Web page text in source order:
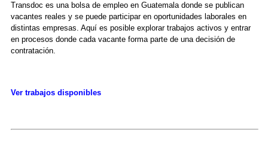
Transdoc es una bolsa de empleo en Guatemala donde se publican
vacantes reales y se puede participar en oportunidades laborales en
distintas empresas. Aquí es posible explorar trabajos activos y entrar
en procesos donde cada vacante forma parte de una decisión de
contratación.
Ver trabajos disponibles